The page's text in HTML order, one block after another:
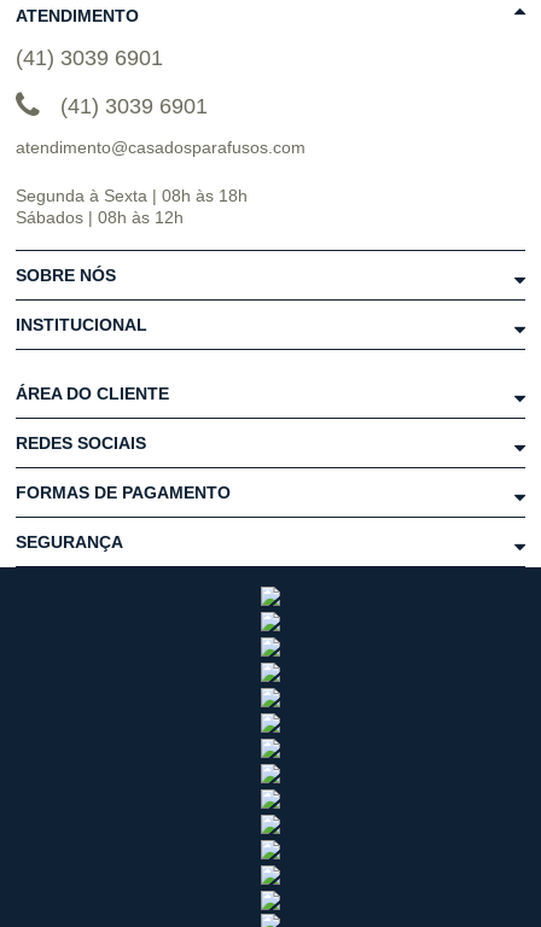
ATENDIMENTO
(41) 3039 6901
(41) 3039 6901
atendimento@casadosparafusos.com
Segunda à Sexta | 08h às 18h
Sábados | 08h às 12h
SOBRE NÓS
INSTITUCIONAL
ÁREA DO CLIENTE
REDES SOCIAIS
FORMAS DE PAGAMENTO
SEGURANÇA